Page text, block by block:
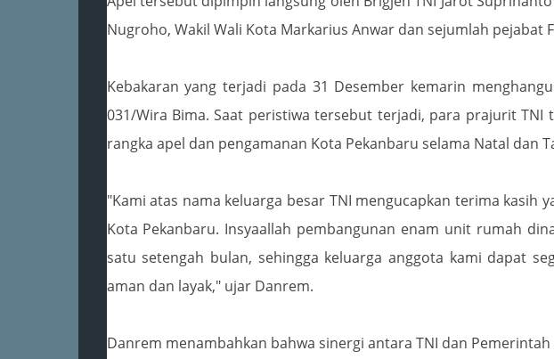
Nugroho, Wakil Wali Kota Markarius Anwar dan sejumlah pejabat
Kebakaran yang terjadi pada 31 Desember kemarin
031/Wira Bima. Saat peristiwa tersebut terjadi, para prajurit TNI
rangka apel dan pengamanan Kota Pekanbaru selama Natal dan
"Kami atas nama keluarga besar TNI mengucapkan terima kasih
Kota Pekanbaru. Insyaallah pembangunan enam unit rumah
satu setengah bulan, sehingga keluarga anggota kami dapat
aman dan layak," ujar Danrem.
Danrem menambahkan bahwa sinergi antara TNI dan